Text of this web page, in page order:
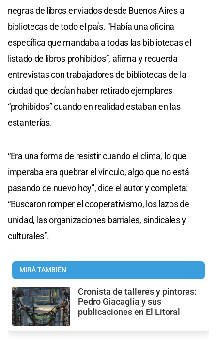
negras de libros enviados desde Buenos Aires a
bibliotecas de todo el país. “Había una oficina
específica que mandaba a todas las bibliotecas el
listado de libros prohibidos”, afirma y recuerda
entrevistas con trabajadores de bibliotecas de la
ciudad que decían haber retirado ejemplares
“prohibidos” cuando en realidad estaban en las
estanterías.
“Era una forma de resistir cuando el clima, lo que
imperaba era quebrar el vínculo, algo que no está
pasando de nuevo hoy”, dice el autor y completa:
“Buscaron romper el cooperativismo, los lazos de
unidad, las organizaciones barriales, sindicales y
culturales”.
MIRÁ TAMBIÉN
Cronista de talleres y pintores:
Pedro Giacaglia y sus
publicaciones en El Litoral